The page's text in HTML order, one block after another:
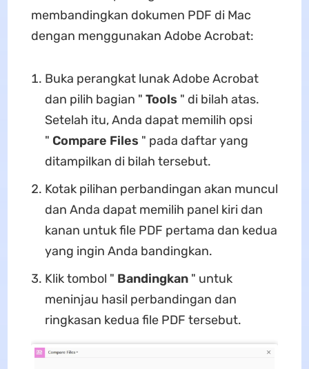
membandingkan dokumen PDF di Mac
dengan menggunakan Adobe Acrobat:
Buka perangkat lunak Adobe Acrobat
dan pilih bagian " Tools " di bilah atas.
Setelah itu, Anda dapat memilih opsi
" Compare Files " pada daftar yang
ditampilkan di bilah tersebut.
Kotak pilihan perbandingan akan muncul
dan Anda dapat memilih panel kiri dan
kanan untuk file PDF pertama dan kedua
yang ingin Anda bandingkan.
Klik tombol " Bandingkan" untuk
meninjau hasil perbandingan dan
ringkasan kedua file PDF tersebut.